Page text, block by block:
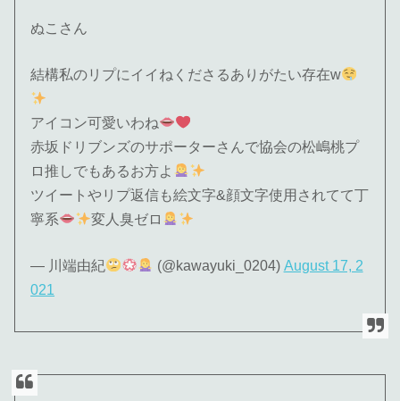
ぬこさん
結構私のリプにイイねくださるありがたい存在w
アイコン可愛いわね
赤坂ドリブンズのサポーターさんで協会の松嶋桃プ
ロ推しでもあるお方よ
ツイートやリプ返信も絵文字&顔文字使用されてて丁
寧系
変人臭ゼロ
— 川端由紀 (@kawayuki_0204) August 17, 2
021